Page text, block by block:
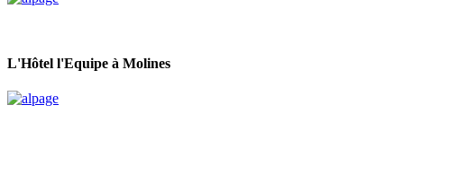
L'Hôtel l'Equipe à Molines